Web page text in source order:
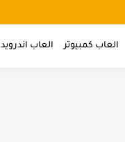
العاب كمبيوتر العاب اندرويد